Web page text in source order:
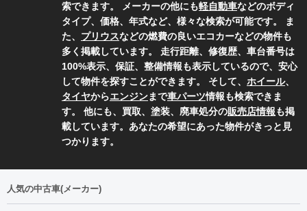
索できます。 メーカーの他にも軽自動車などのボディ
タイプ、価格、年式など、様々な検索が可能です。 ま
た、 プリウスなどの燃費の良いエコカーなどの物件も
多く掲載しています。 走行距離、修復歴、車台番号は
100%表示、保証、整備情報も表示しているので、安心
して物件を探すことができます。 そして、 ホイール、
タイヤからエンジンまで車パーツ情報も検索できま
す。 他にも、買取、塗装、廃車処分の販売店情報も掲
載しています。あなたの希望にあった物件がきっと見
つかります。
人気の中古車(メーカー)